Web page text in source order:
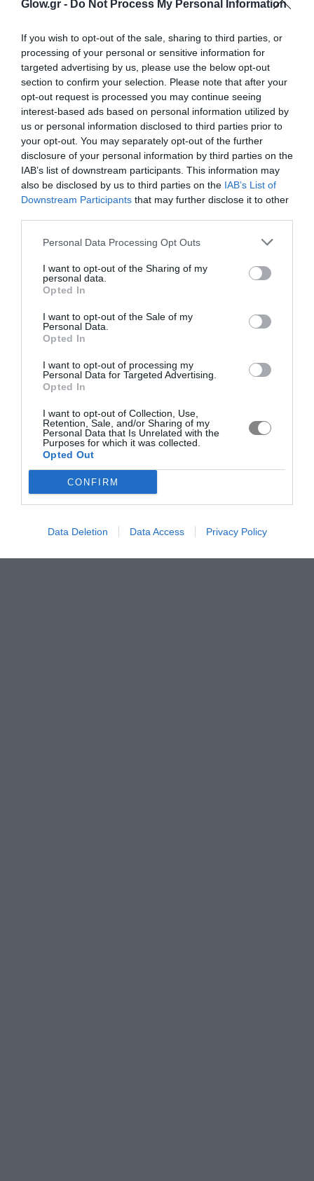
Glow.gr - Do Not Process My Personal Information
If you wish to opt-out of the sale, sharing to third parties, or
processing of your personal or sensitive information for
targeted advertising by us, please use the below opt-out
section to confirm your selection. Please note that after your
opt-out request is processed you may continue seeing
interest-based ads based on personal information utilized by
us or personal information disclosed to third parties prior to
your opt-out. You may separately opt-out of the further
disclosure of your personal information by third parties on the
IAB’s list of downstream participants. This information may
also be disclosed by us to third parties on the IAB’s List of
Downstream Participants that may further disclose it to other
Personal Data Processing Opt Outs
I want to opt-out of the Sharing of my
personal data.
Opted In
I want to opt-out of the Sale of my
Personal Data.
Opted In
I want to opt-out of processing my
Personal Data for Targeted Advertising.
Opted In
I want to opt-out of Collection, Use,
Retention, Sale, and/or Sharing of my
Personal Data that Is Unrelated with the
Purposes for which it was collected.
Opted Out
CONFIRM
Data Deletion Data Access Privacy Policy